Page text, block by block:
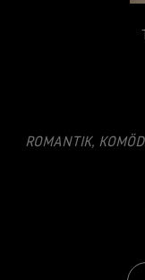
ROMANTIK,